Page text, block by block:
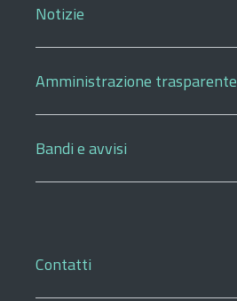
Notizie
Amministrazione trasparente
Bandi e avvisi
Contatti